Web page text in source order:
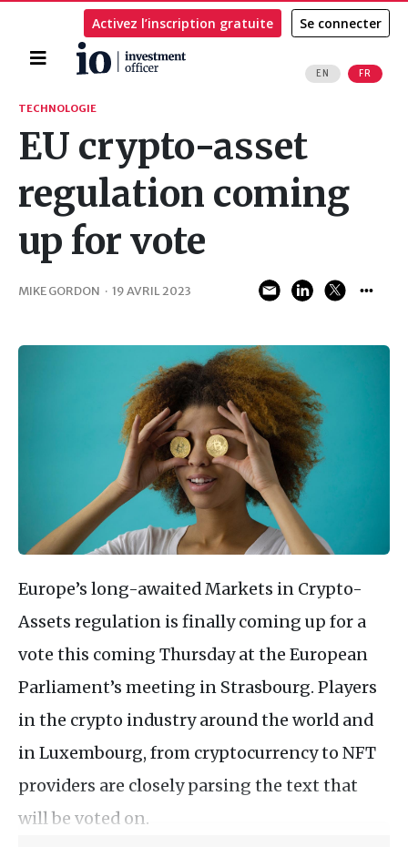
Accueil
EN FR
Activez l’inscription gratuite Se connecter
Rechercher
TECHNOLOGIE
EU crypto-asset
regulation coming
up for vote
MIKE GORDON · 19 AVRIL 2023
Europe’s long-awaited Markets in Crypto-
Assets regulation is finally coming up for a
vote this coming Thursday at the European
Parliament’s meeting in Strasbourg. Players
in the crypto industry around the world and
in Luxembourg, from cryptocurrency to NFT
providers are closely parsing the text that
will be voted on.